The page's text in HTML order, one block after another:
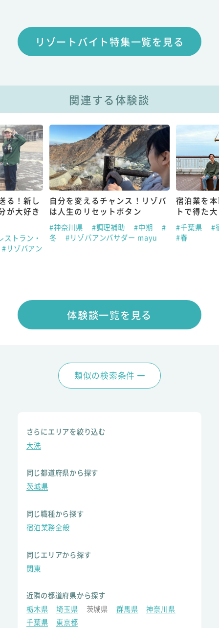
リゾートバイト特集一覧を見る
関連する体験談
る！新し
が大好き
ストラン・
#リゾバアン
自分を変えるチャンス！リゾバ
は人生のリセットボタン
#神奈川県 #調理補助 #中期
#
冬
#リゾバアンバサダー mayu
宿泊業を
トで得た
#千葉県
#
#春
体験談一覧を見る
類似の検索条件
さらにエリアを絞り込む
大洗
同じ都道府県から探す
茨城県
同じ職種から探す
宿泊業務全般
同じエリアから探す
関東
近隣の都道府県から探す
栃木県
埼玉県 茨城県 群馬県
神奈川県
千葉県
東京都